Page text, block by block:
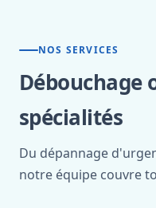
NOS SERVICES
Débouchage
spécialités
Du dépannage
notre équipe couvre